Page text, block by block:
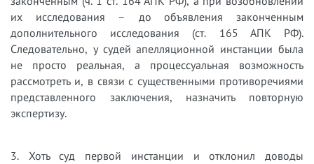
их исследования – до объявления законченным
дополнительного исследования (ст. 165 АПК РФ).
Следовательно, у судей апелляционной инстанции была
не просто реальная, а процессуальная возможность
рассмотреть и, в связи с существенными противоречиями
представленного заключения, назначить повторную
экспертизу.
3. Хоть суд первой инстанции и отклонил доводы